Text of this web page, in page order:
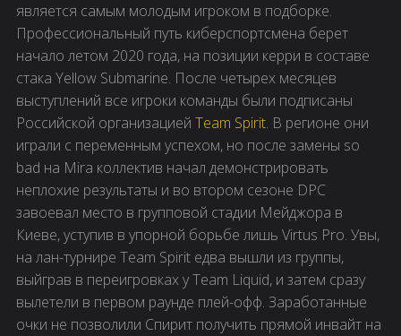
является самым молодым игроком в подборке.
Профессиональный путь киберспортсмена берет
начало летом 2020 года, на позиции керри в составе
стака Yellow Submarine. После четырех месяцев
выступлений все игроки команды были подписаны
Российской организацией Team Spirit. В регионе они
играли с переменным успехом, но после замены so
bad на Mira коллектив начал демонстрировать
неплохие результаты и во втором сезоне DPC
завоевал место в групповой стадии Мейджора в
Киеве, уступив в упорной борьбе лишь Virtus Pro. Увы,
на лан-турнире Team Spirit едва вышли из группы,
выйграв в переигровках у Team Liquid, и затем сразу
вылетели в первом раунде плей-офф. Заработанные
очки не позволили Спирит получить прямой инвайт на